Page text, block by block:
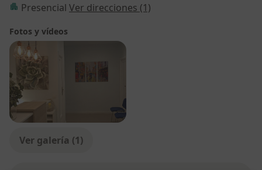
Presencial Ver direcciones (1)
Fotos y vídeos
Ver galería (1)